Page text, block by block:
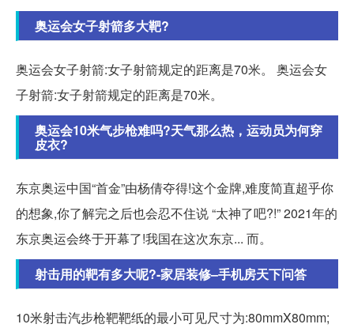
奥运会女子射箭多大靶?
奥运会女子射箭:女子射箭规定的距离是70米。 奥运会女
子射箭:女子射箭规定的距离是70米。
奥运会10米气步枪难吗?天气那么热，运动员为何穿
皮衣?
东京奥运中国“首金”由杨倩夺得!这个金牌,难度简直超乎你
的想象,你了解完之后也会忍不住说 “太神了吧?!” 2021年的
东京奥运会终于开幕了!我国在这次东京... 而。
射击用的靶有多大呢?-家居装修–手机房天下问答
10米射击汽步枪靶靶纸的最小可见尺寸为:80mmX80mm;